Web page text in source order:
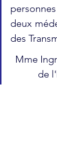
deux
des
Mme
de